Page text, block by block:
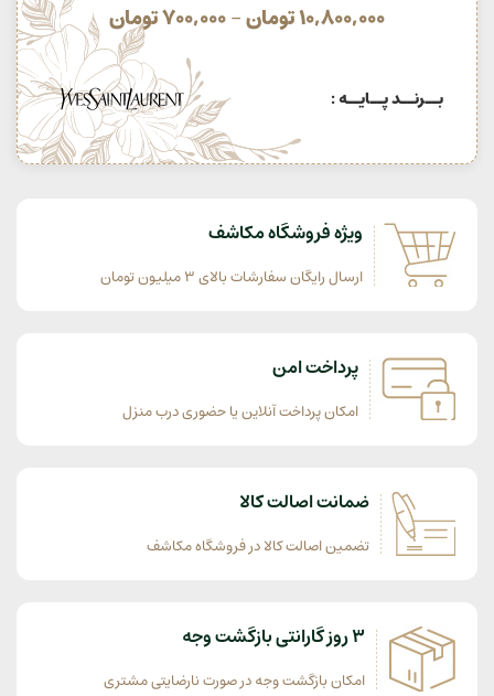
10,800,000تومان–
700,000تومان
بــرنــد پــایــه :
ویژه فروشگاه مکاشف
ارسال رایگان سفارشات بالای 3 میلیون تومان
پرداخت امن
امکان پرداخت آنلاین یا حضوری درب منزل
ضمانت اصالت کالا
تضمین اصالت کالا در فروشگاه مکاشف
3 روز گارانتی بازگشت وجه
امکان بازگشت وجه در صورت نارضایتی مشتری